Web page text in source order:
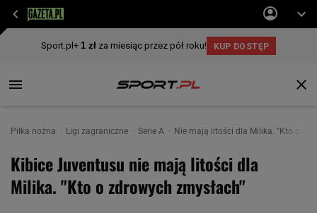
Piłka nożna Ligi zagraniczne Serie A Nie mają litości dla Milika. "Kto o
Kibice Juventusu nie mają litości dla
Milika. "Kto o zdrowych zmysłach"